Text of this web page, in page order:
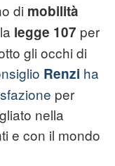
di mobilità
legge 107 per
gli occhi di
Renzi ha
per
nella
e con il mondo